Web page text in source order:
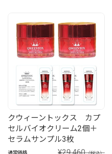
クウィーントックス カプ
セルバイオクリーム2個＋
セラムサンプル3枚